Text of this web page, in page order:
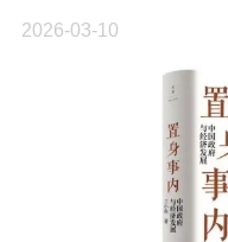
2026-03-10